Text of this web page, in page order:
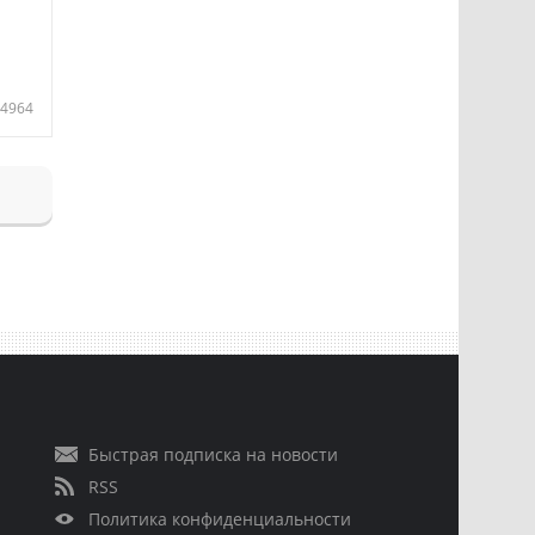
4964
Быстрая подписка на новости
RSS
Политика конфиденциальности